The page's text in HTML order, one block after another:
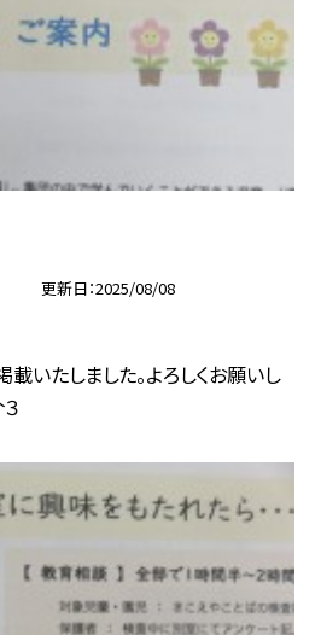
更新日 2025/08/08
いたしました。よろしくお願いし